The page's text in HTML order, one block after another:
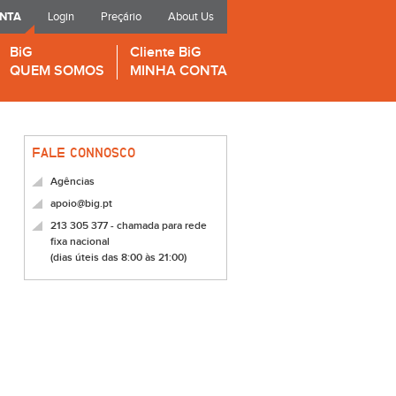
Login Preçário About Us
BiG
QUEM SOMOS
Cliente BiG
MINHA CONTA
FALE CONNOSCO
Agências
apoio@big.pt
213 305 377 - chamada para rede
fixa nacional
(dias úteis das 8:00 às 21:00)